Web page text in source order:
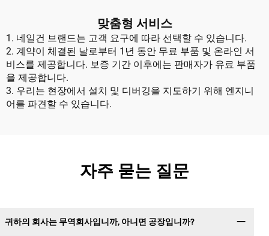
맞춤형 서비스
1. 네일건 브랜드는 고객 요구에 따라 선택할 수 있습니다.
2. 계약이 체결된 날로부터 1년 동안 무료 부품 및 온라인 서
비스를 제공합니다. 보증 기간 이후에는 판매자가 유료 부품
을 제공합니다.
3. 우리는 현장에서 설치 및 디버깅을 지도하기 위해 엔지니
어를 파견할 수 있습니다.
자주 묻는 질문
귀하의 회사는 무역회사입니까, 아니면 공장입니까?